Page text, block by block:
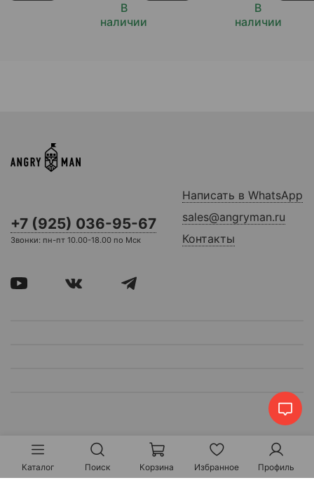
В
наличии
В
наличии
+7 (925) 036-95-67
Звонки: пн-пт 10.00-18.00 по Мск
Написать в WhatsApp
sales@angryman.ru
Контакты
Каталог Поиск Корзина Избранное Профиль